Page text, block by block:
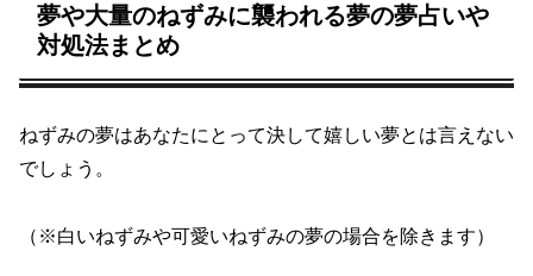
夢や大量のねずみに襲われる夢の夢占いや
対処法まとめ
ねずみの夢はあなたにとって決して嬉しい夢とは言えない
でしょう。
（※白いねずみや可愛いねずみの夢の場合を除きます）